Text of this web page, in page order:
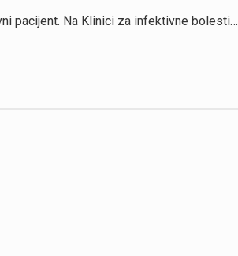
pacijent. Na Klinici za infektivne bolesti…